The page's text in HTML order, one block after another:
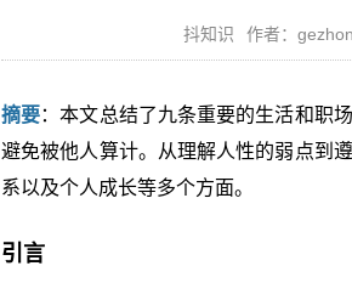
抖知识 作者：
摘要：本文总结了九条重要的生活和职
避免被他人算计。从理解人性的弱点到
系以及个人成长等多个方面。
引言